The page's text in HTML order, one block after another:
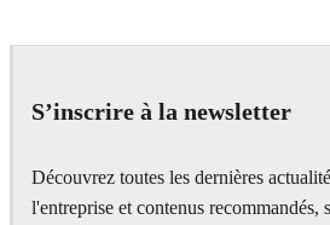
S’inscrire à la newsletter
Découvrez toutes les dernières
l'entreprise et contenus recommandés,